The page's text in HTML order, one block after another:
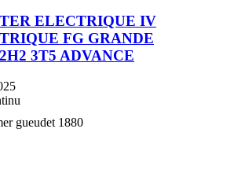
ELECTRIQUE IV
FG GRANDE
3T5 ADVANCE
gueudet 1880